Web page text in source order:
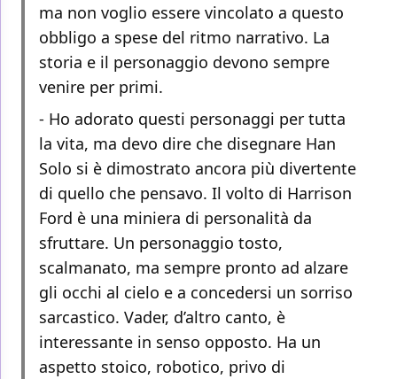
ma non voglio essere vincolato a questo
obbligo a spese del ritmo narrativo. La
storia e il personaggio devono sempre
venire per primi.
- Ho adorato questi personaggi per tutta
la vita, ma devo dire che disegnare Han
Solo si è dimostrato ancora più divertente
di quello che pensavo. Il volto di Harrison
Ford è una miniera di personalità da
sfruttare. Un personaggio tosto,
scalmanato, ma sempre pronto ad alzare
gli occhi al cielo e a concedersi un sorriso
sarcastico. Vader, d’altro canto, è
interessante in senso opposto. Ha un
aspetto stoico, robotico, privo di